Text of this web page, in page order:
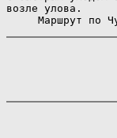
возле улова.